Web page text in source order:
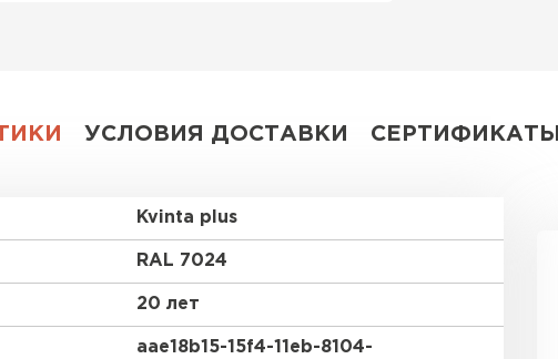
УСЛОВИЯ ДОСТАВКИ СЕРТИФИКАТЫ
Kvinta plus
RAL 7024
20 лет
aae18b15-15f4-11eb-8104-